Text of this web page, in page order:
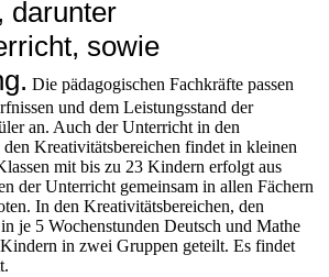
darunter
sowie
Die pädagogischen Fachkräfte passen
und dem Leistungsstand der
an. Auch der Unterricht in den
Kreativitätsbereichen findet in kleinen
mit bis zu 23 Kindern erfolgt aus
der Unterricht gemeinsam in allen Fächern
In den Kreativitätsbereichen, den
je 5 Wochenstunden Deutsch und Mathe
in zwei Gruppen geteilt. Es findet